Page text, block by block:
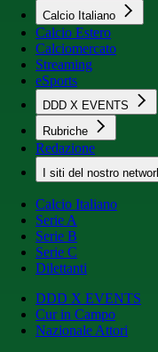
Calcio Italiano
Calcio Estero
Calciomercato
Streaming
eSports
DDD X EVENTS
Rubriche
Redazione
I siti del nostro
Calcio Italiano
Serie A
Serie B
Serie C
Dilettanti
DDD X EVENTS
Cur in Campo
Nazionale Attori